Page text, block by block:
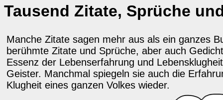
Tausend Zitate, Sprüche
Manche Zitate sagen mehr aus als ein ganzes
berühmte Zitate und Sprüche, aber auch
Essenz der Lebenserfahrung und
Geister. Manchmal spiegeln sie auch die
Klugheit eines ganzen Volkes wieder.